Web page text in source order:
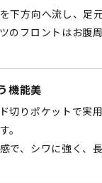
下方向へ流し、足
のフロントはお腹
機能美
切りポケットで実
。
で、シワに強く、